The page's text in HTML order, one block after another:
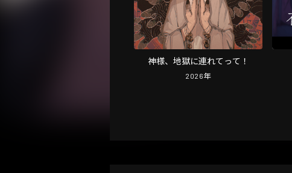
神様、地獄に連れてって！
2026年